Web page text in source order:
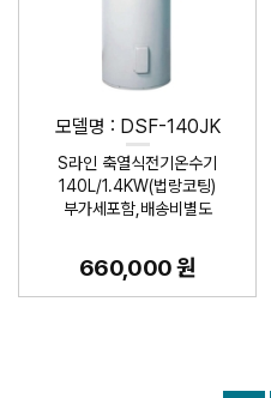
모델명 : DSF-140JK
S라인 축열식전기온수기
140L/1.4KW(법랑코팅)
부가세포함,배송비별도
660,000 원